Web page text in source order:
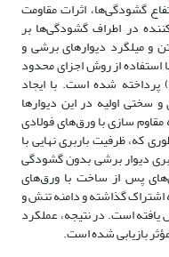
عرض و ارتفاع گشودگی‌ها، اثرات مقاومت
در اطراف گشودگی‌ها بر
و میلگرد دیوارهای برشی و
از روش اجزای محدود
غیرخطی در نرم‌افزار آباکوس (ورژن 2023) پرداخته شده است. با ایجاد
اولیه در این دیوارها
سازی با ورق‌های فولادی
که، ظرفیت باربری نهایی با
ظرفیت باربری دیوار برشی بدون گشودگی
پس از ساخت با ورق‌های
اشتراک گذاشته و دامنه تنش و
است. در نتیجه، عملکرد
بازیابی شده است.